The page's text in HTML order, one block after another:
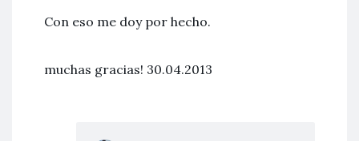
Con eso me doy por hecho.
muchas gracias! 30.04.2013